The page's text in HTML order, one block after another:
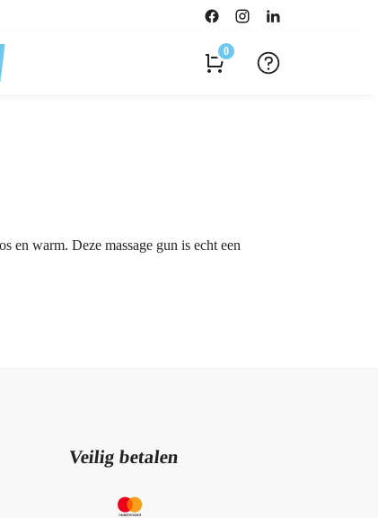
0
en warm. Deze massage gun is echt een
Veilig betalen